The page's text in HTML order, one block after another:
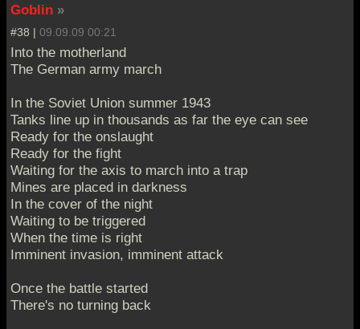
Goblin »
#38 | 09.09.09 00:21
Into the motherland
The German army march
In the Soviet Union summer 1943
Tanks line up in thousands as far the eye can see
Ready for the onslaught
Ready for the fight
Waiting for the axis to march into a trap
Mines are placed in darkness
In the cover of the night
Waiting to be triggered
When the time is right
Imminent invasion, imminent attack
Once the battle started
There's no turning back